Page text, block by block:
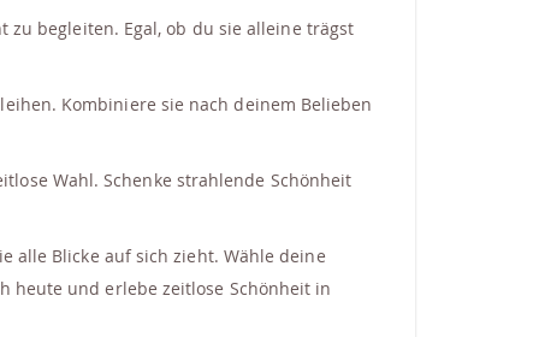
zu begleiten. Egal, ob du sie alleine trägst
Kombiniere sie nach deinem Belieben
Wahl. Schenke strahlende Schönheit
alle Blicke auf sich zieht. Wähle deine
heute und erlebe zeitlose Schönheit in